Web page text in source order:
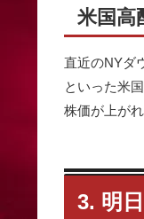
米国高
直近のNYダ
といった米
株価が上が
3. 明